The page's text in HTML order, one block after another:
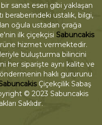
sanat eseri gibi yaklaşan
beraberindeki ustalık, bilgi,
oğula ustadan çırağa
ilk çiçekçisi Sabuncakis
hizmet vermektedir.
buluşturma bilincini
her siparişte aynı kalite ve
haklı gururunu
Çiçekçilik Sabaş
© 2023 Sabuncakis
Saklıdır.